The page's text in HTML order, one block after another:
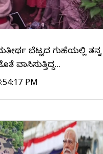
ಬೆಟ್ಟದ ಗುಹೆಯಲ್ಲಿ ತನ್ನ
ವಾಸಿಸುತ್ತಿದ್ದ…
PM